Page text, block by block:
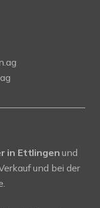
in Ettlingen und
und bei der